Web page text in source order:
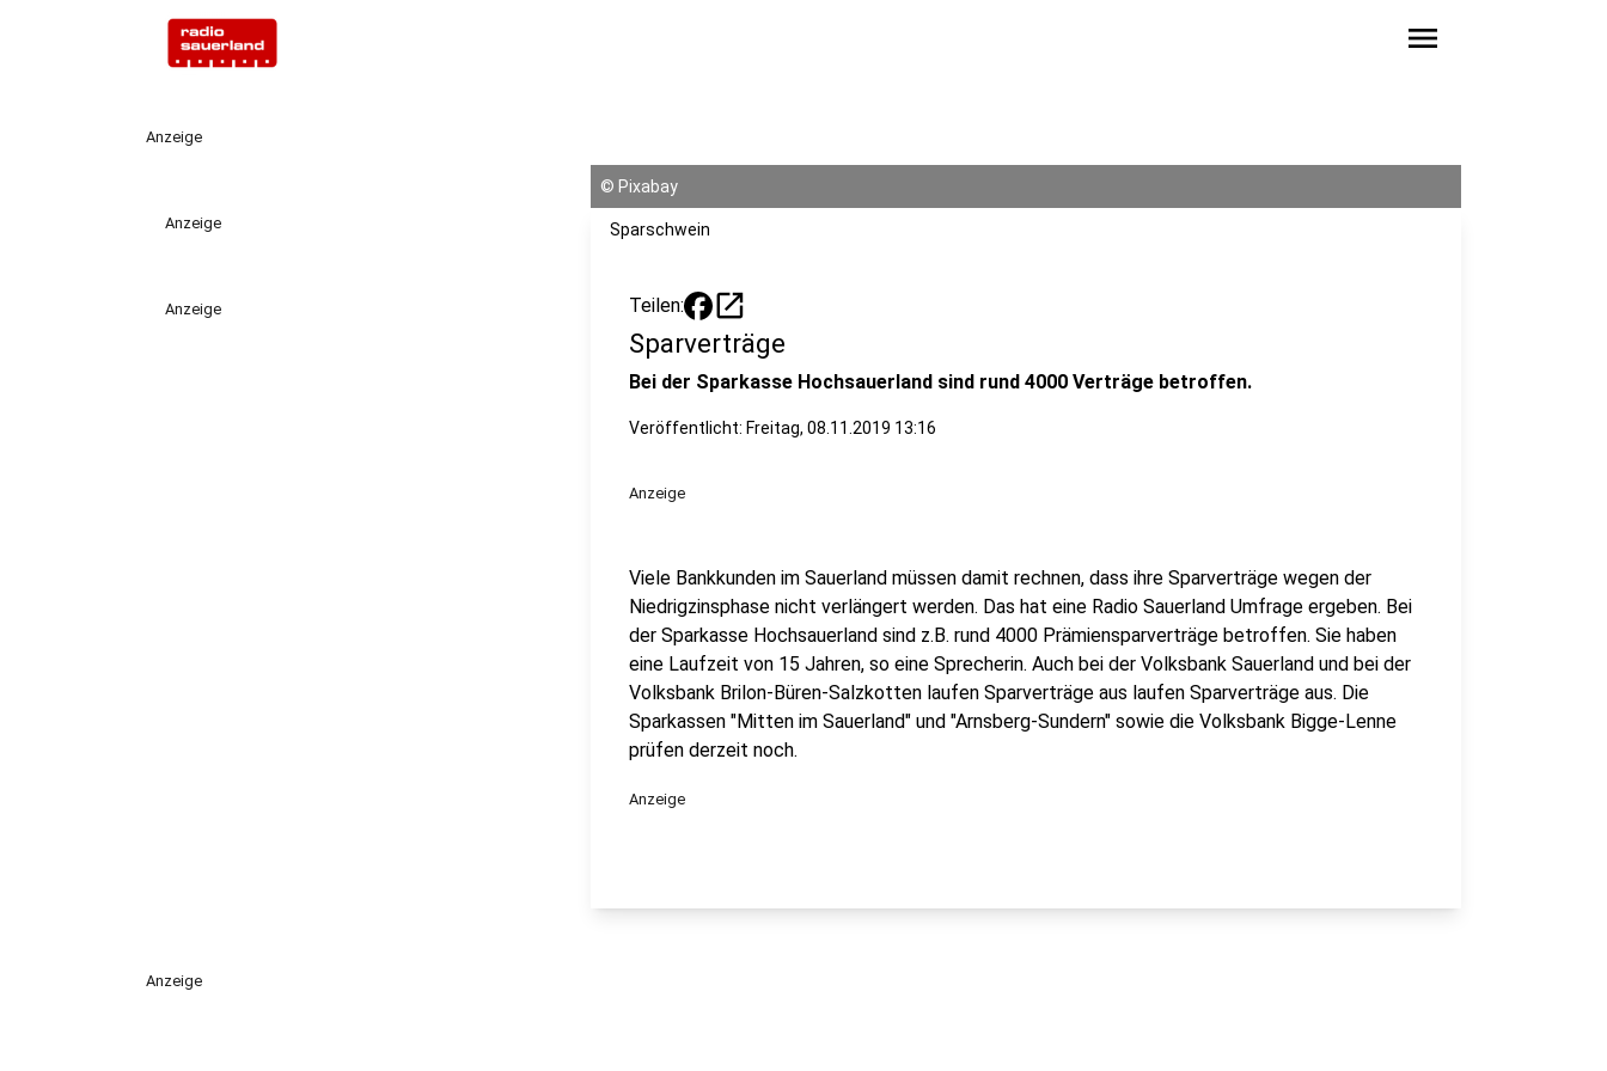
menu
Anzeige
Anzeige
Anzeige
© Pixabay
Sparschwein
Teilen: open_in_new
Sparverträge
Bei der Sparkasse Hochsauerland sind rund 4000 Verträge betroffen.
Veröffentlicht: Freitag, 08.11.2019 13:16
Anzeige
Viele Bankkunden im Sauerland müssen damit rechnen, dass ihre Sparverträge wegen der
Niedrigzinsphase nicht verlängert werden. Das hat eine Radio Sauerland Umfrage ergeben. Bei
der Sparkasse Hochsauerland sind z.B. rund 4000 Prämiensparverträge betroffen. Sie haben
eine Laufzeit von 15 Jahren, so eine Sprecherin. Auch bei der Volksbank Sauerland und bei der
Volksbank Brilon-Büren-Salzkotten laufen Sparverträge aus laufen Sparverträge aus. Die
Sparkassen "Mitten im Sauerland" und "Arnsberg-Sundern" sowie die Volksbank Bigge-Lenne
prüfen derzeit noch.
Anzeige
Anzeige